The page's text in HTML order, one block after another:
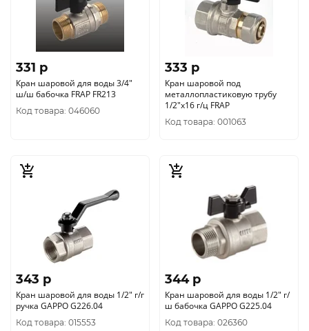
331 p
Кран шаровой для воды 3/4"
ш/ш бабочка FRAP FR213
Код товара: 046060
333 p
Кран шаровой под
металлопластиковую трубу
1/2"х16 г/ц FRAP
Код товара: 001063
343 p
Кран шаровой для воды 1/2" г/г
ручка GAPPO G226.04
Код товара: 015553
344 p
Кран шаровой для воды 1/2" г/
ш бабочка GAPPO G225.04
Код товара: 026360